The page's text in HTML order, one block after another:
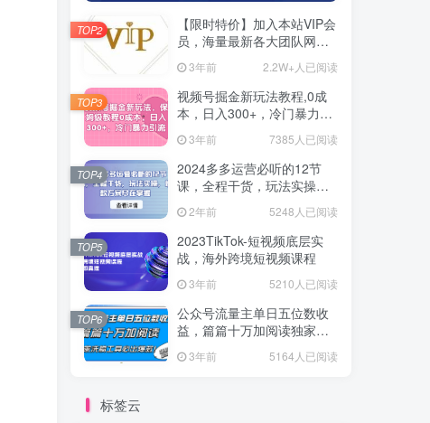
【限时特价】加入本站VIP会
员，海量最新各大团队网赚
内部教程全免费，每天持续
更新！
3年前 2.2W+人已阅读
TOP2
视频号掘金新玩法教程,0成
本，日入300+，冷门暴力引
流 3年前 7385人已阅读
TOP3
2024多多运营必听的12节
课，全程干货，玩法实操，
爆款方案尽在掌握
2年前 5248人已阅读
TOP4
2023TikTok-短视频底层实
战，海外跨境短视频课程
3年前 5210人已阅读
TOP5
公众号流量主单日五位数收
益，篇篇十万加阅读独家洗
稿工具必出爆款！
3年前 5164人已阅读
TOP6
标签云